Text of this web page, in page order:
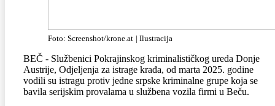
Foto: Screenshot/krone.at | Ilustracija
BEČ - Službenici Pokrajinskog kriminalističkog ureda Donje
Austrije, Odjeljenja za istrage krađa, od marta 2025. godine
vodili su istragu protiv jedne srpske kriminalne grupe koja se
bavila serijskim provalama u službena vozila firmi u Beču.